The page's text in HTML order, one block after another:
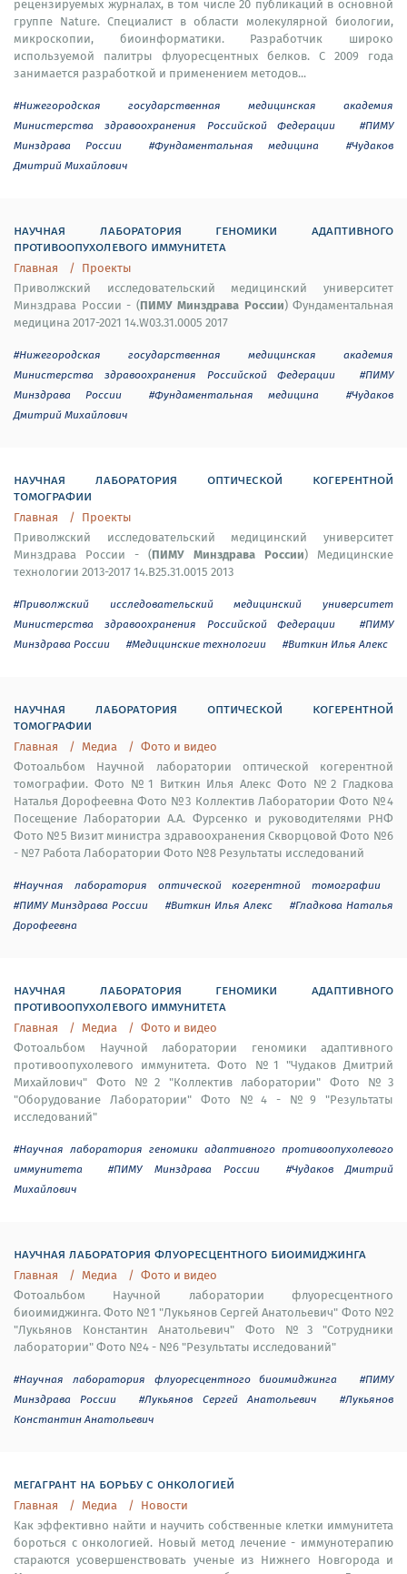
рецензируемых журналах, в том числе 20 публикаций в основной
группе Nature. Специалист в области молекулярной биологии,
микроскопии, биоинформатики. Разработчик широко
используемой палитры флуоресцентных белков. С 2009 года
занимается разработкой и применением методов...
#Нижегородская государственная медицинская академия
Министерства здравоохранения Российской Федерации
#ПИМУ
Минздрава России
#Фундаментальная медицина
#Чудаков
Дмитрий Михайлович
научная лаборатория геномики адаптивного
противоопухолевого иммунитета
Главная
Проекты
Приволжский исследовательский медицинский университет
Минздрава России - (ПИМУ Минздрава России) Фундаментальная
медицина 2017-2021 14.W03.31.0005 2017
#Нижегородская государственная медицинская академия
Министерства здравоохранения Российской Федерации
#ПИМУ
Минздрава России
#Фундаментальная медицина
#Чудаков
Дмитрий Михайлович
научная лаборатория оптической когерентной
томографии
Главная
Проекты
Приволжский исследовательский медицинский университет
Минздрава России - (ПИМУ Минздрава России) Медицинские
технологии 2013-2017 14.B25.31.0015 2013
#Приволжский исследовательский медицинский университет
Министерства здравоохранения Российской Федерации
#ПИМУ
Минздрава России
#Медицинские технологии #Виткин Илья Алекс
научная лаборатория оптической когерентной
томографии
Главная Медиа
Фото и видео
Фотоальбом Научной лаборатории оптической когерентной
томографии. Фото №1 Виткин Илья Алекс Фото №2 Гладкова
Наталья Дорофеевна Фото №3 Коллектив Лаборатории Фото №4
Посещение Лаборатории А.А. Фурсенко и руководителями РНФ
Фото №5 Визит министра здравоохранения Скворцовой Фото №6
- №7 Работа Лаборатории Фото №8 Результаты исследований
#Научная лаборатория оптической когерентной томографии
#ПИМУ Минздрава России
#Виткин Илья Алекс
#Гладкова Наталья
Дорофеевна
научная лаборатория геномики адаптивного
противоопухолевого иммунитета
Главная Медиа
Фото и видео
Фотоальбом Научной лаборатории геномики адаптивного
противоопухолевого иммунитета. Фото №1 "Чудаков Дмитрий
Михайлович" Фото №2 "Коллектив лаборатории" Фото №3
"Оборудование Лаборатории" Фото №4 - №9 "Результаты
исследований"
#Научная лаборатория геномики адаптивного противоопухолевого
иммунитета
#ПИМУ Минздрава России
#Чудаков Дмитрий
Михайлович
научная лаборатория флуоресцентного биоимиджинга
Главная Медиа
Фото и видео
Фотоальбом Научной лаборатории флуоресцентного
биоимиджинга. Фото №1 "Лукьянов Сергей Анатольевич" Фото №2
"Лукьянов Константин Анатольевич" Фото №3 "Сотрудники
лаборатории" Фото №4 - №6 "Результаты исследований"
#Научная лаборатория флуоресцентного биоимиджинга
#ПИМУ
Минздрава России
#Лукьянов Сергей Анатольевич
#Лукьянов
Константин Анатольевич
мегагрант на борьбу с онкологией
Главная Медиа
Новости
Как эффективно найти и научить собственные клетки иммунитета
бороться с онкологией. Новый метод лечение - иммунотерапию
стараются усовершенствовать ученые из Нижнего Новгорода и